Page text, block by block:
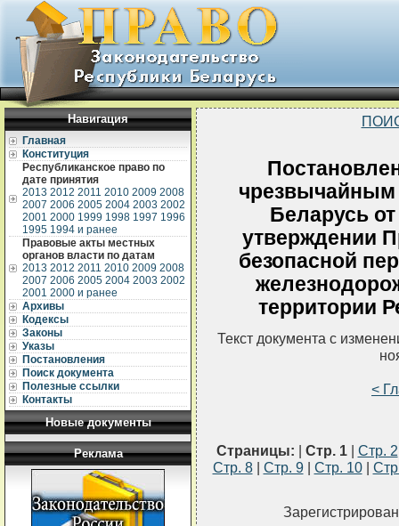
Навигация
Главная
Конституция
Республиканское право по
дате принятия
2013 2012 2011 2010 2009 2008
2007 2006 2005 2004 2003 2002
2001 2000 1999 1998 1997 1996
1995 1994 и ранее
Правовые акты местных
органов власти по датам
2013 2012 2011 2010 2009 2008
2007 2006 2005 2004 2003 2002
2001 2000 и ранее
Архивы
Кодексы
Законы
Указы
Постановления
Поиск документа
Полезные ссылки
Контакты
Новые документы
Реклама
чрезвычайным
Беларусь
утверждении
безопасной
территории
Текст документа с
<
Страницы: | Стр. 1| Стр. 2
Стр. 8| Стр. 9| Стр. 10|